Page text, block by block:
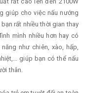
giúp cho việc nấu nướng
rất nhiều thời gian thay
mình nhiều hơn hay có
như chiên, xào, hấp,
giúp bạn có thể nấu
thân.